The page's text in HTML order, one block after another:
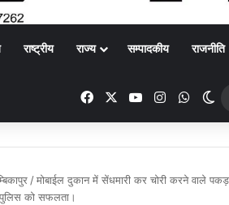
राष्ट्रीय राज्य सम्पादकीय राजनीति
FacebookYouTubeInstagram
/मोबाईल दुकान में सेंधमारी कर चोरी करने वाले
पुलिस को सफलता।